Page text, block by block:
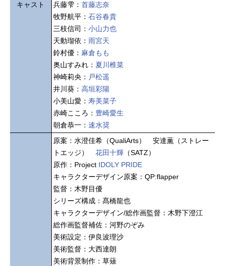
キャスト
兵藤雫： 首藤志奈
牧野航平： 石谷春貴
三枝信司： 小山力也
天動瑠依： 雨宮天
鈴村優： 麻倉もも
奥山すみれ： 夏川椎菜
神崎莉央： 戸松遥
井川葵： 高垣彩陽
小美山愛： 寿美菜子
赤崎こころ： 豊崎愛生
朝倉恭一： 速水奨
原案：水澄佳希（QualiArts） 安達薫（ストレー
トエッジ） 花田十輝 （SATZ）
原作：Project IDOLY PRIDE
キャラクターデザイン原案：QP:flapper
監督：木野目優
シリーズ構成：髙橋龍也
キャラクターデザイン/総作画監督：木野下澄江
総作画監督補佐：河野のぞみ
美術設定：伊良波理沙
美術監督：大西達朗
美術背景制作：草薙